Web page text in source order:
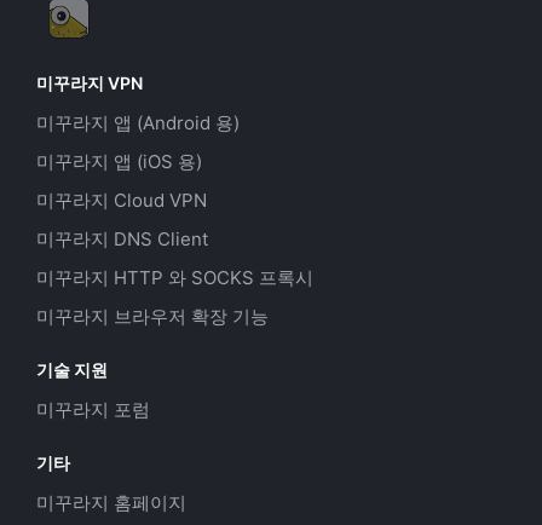
미꾸라지 VPN
미꾸라지 앱 (Android 용)
미꾸라지 앱 (iOS 용)
미꾸라지 Cloud VPN
미꾸라지 DNS Client
미꾸라지 HTTP 와 SOCKS 프록시
미꾸라지 브라우저 확장 기능
기술 지원
미꾸라지 포럼
기타
미꾸라지 홈페이지